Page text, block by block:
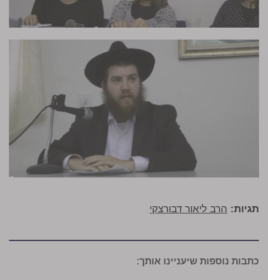
תגיות: הרב ליאור דבורצקי
כתבות נוספות שיעניינו אותך: